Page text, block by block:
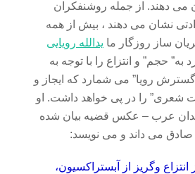
می دهند. از جمله روشنفکران
نشان می دهند ، بیش از همه
ساز روزگار ما یدالله رویایی
به” حجم” و انتزاع را با توجه به
رویا” می شمارد که ایجاز و
شعری” را در پی خواهد داشت. او
عرب – عکس قضیه بیان شده
می داند و می نویسد:
انتزاع وگریز از آبستراکسیون،